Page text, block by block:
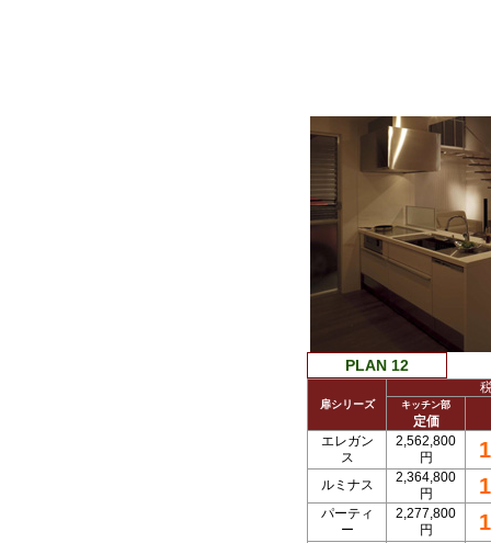
PLAN 12
扉シリーズ キッチン部
定価
エレガン
ス
2,562,800
円
ルミナス
2,364,800
円
パーティ
ー
2,277,800
円